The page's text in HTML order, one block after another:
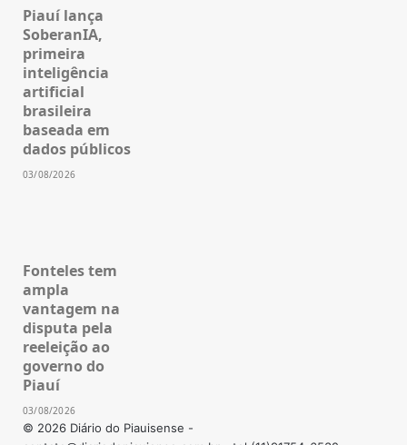
Piauí lança
SoberanIA,
primeira
inteligência
artificial
brasileira
baseada em
dados públicos
03/08/2026
Fonteles tem
ampla
vantagem na
disputa pela
reeleição ao
governo do
Piauí
03/08/2026
© 2026 Diário do Piauisense -